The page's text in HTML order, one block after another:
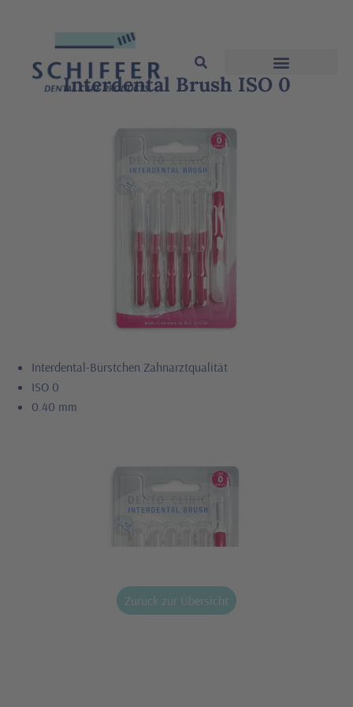
Interdental Brush ISO 0
Interdental-Bürstchen Zahnarztqualität
ISO 0
0.40 mm
Zurück zur Übersicht